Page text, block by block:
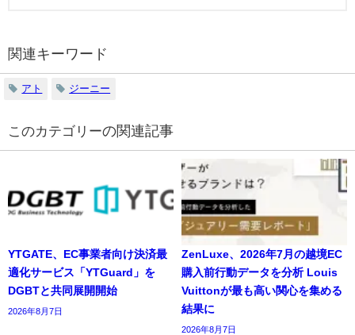
関連キーワード
アト ジーニー
の関連記事
YTGATE、EC事業者向け決済最
適化サービス「YTGuard」を
DGBTと共同展開開始
2026年8月7日
ZenLuxe、2026年7月の越境EC
購入前行動データを分析 Louis
Vuittonが最も高い関心を集める
結果に
2026年8月7日